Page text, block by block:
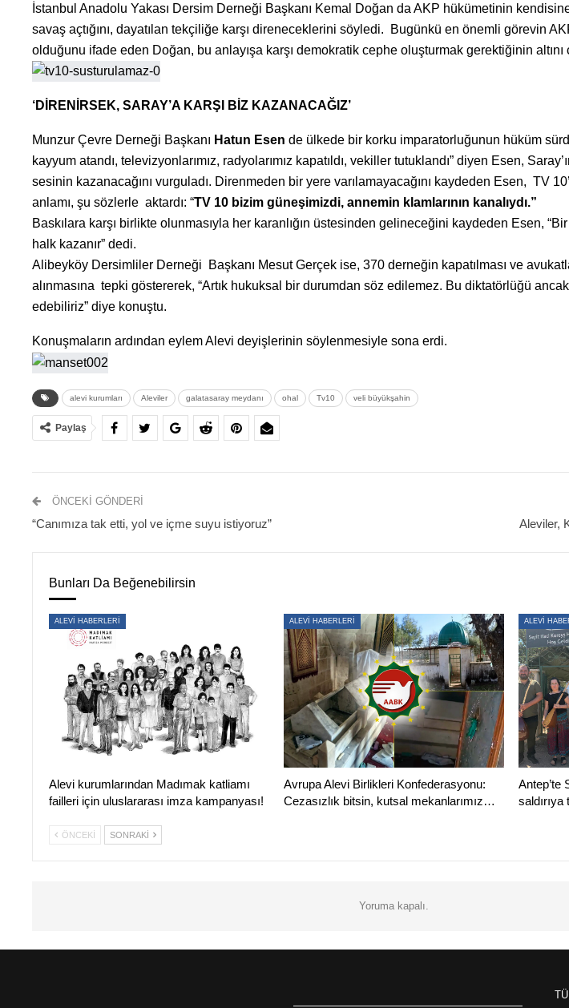
İstanbul Anadolu Yakası Dersim Derneği Başkanı Kemal Doğan da AKP hükümetinin
savaş açtığını, dayatılan tekçiliğe karşı direneceklerini söyledi. Bugünkü en önemli görevin
olduğunu ifade eden Doğan, bu anlayışa karşı demokratik cephe oluşturmak gerektiğinin altını
‘DİRENİRSEK, SARAY’A KARŞI BİZ KAZANACAĞIZ’
Munzur Çevre Derneği Başkanı Hatun Esen de ülkede bir korku imparatorluğunun hüküm
kayyum atandı, televizyonlarımız, radyolarımız kapatıldı, vekiller tutuklandı” diyen Esen,
sesinin kazanacağını vurguladı. Direnmeden bir yere varılamayacağını kaydeden Esen, TV
anlamı, şu sözlerle aktardı: “TV 10 bizim güneşimizdi, annemin klamlarının kanalıydı.”
Baskılara karşı birlikte olunmasıyla her karanlığın üstesinden gelineceğini kaydeden Esen,
halk kazanır” dedi.
Alibeyköy Dersimliler Derneği Başkanı Mesut Gerçek ise, 370 derneğin kapatılması ve
alınmasına tepki göstererek, “Artık hukuksal bir durumdan söz edilemez. Bu diktatörlüğü
edebiliriz” diye konuştu.
Konuşmaların ardından eylem Alevi deyişlerinin söylenmesiyle sona erdi.
alevi kurumları Aleviler galatasaray meydanı ohal Tv10 veli büyükşahin
Paylaş
ÖNCEKI GÖNDERI
“Canımıza tak etti, yol ve içme suyu istiyoruz” Aleviler,
Bunları Da Beğenebilirsin
ALEVİ HABERLERİ
Alevi kurumlarından Madımak katliamı
failleri için uluslararası imza kampanyası!
ALEVİ HABERLERİ
Avrupa Alevi Birlikleri Konfederasyonu:
Cezasızlık bitsin, kutsal mekanlarımız…
ALEVİ
Antep’te
ÖNCEKI SONRAKI
Yoruma kapalı.